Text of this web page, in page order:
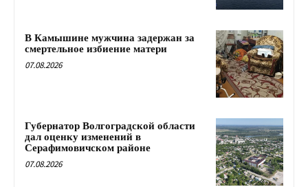
В Камышине мужчина задержан за
смертельное избиение матери
07.08.2026
Губернатор Волгоградской области
дал оценку изменений в
Серафимовичском районе
07.08.2026